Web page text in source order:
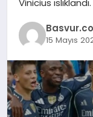
Basvur.co
15 Mayıs